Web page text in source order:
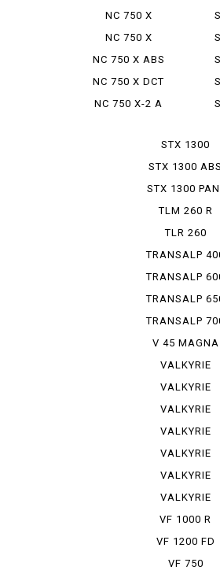
NC 750 X
NC 750 X
TYPELD
NC 750 X ABS
E PACK
NC 750 X DCT
NC 750 X-2 A
STX 1300
STX 1300 ABS
STX 1300
EUROP...
TLM 260 R
TLR 260
TRANSALP
TRANSALP
TRANSALP
TRANSALP
V 45 MAGNA
VALKYRIE
VALKYRIE
INTER S...
VALKYRIE
INTER S...
VALKYRIE
SIDE-CAR
VALKYRIE
RUNE
VALKYRIE
TOURER
VALKYRIE
TRIKE
VF 1000 R
VF 1200 FD
VF 750